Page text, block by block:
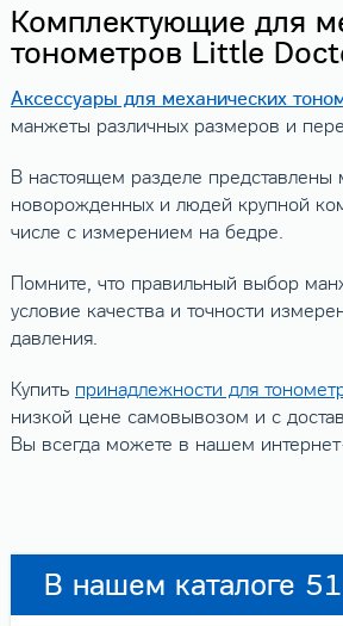
Комплектующие для
тонометров Little
Аксессуары для механических
манжеты различных размеров и
В настоящем разделе
новорожденных и людей крупной
числе с измерением на бедре.
Помните, что правильный выбор
условие качества и точности
давления.
Купить принадлежности для
низкой цене самовывозом и с
Вы всегда можете в нашем
В нашем каталоге